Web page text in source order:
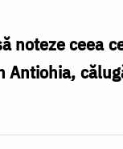
noteze ceea
Antiohia,